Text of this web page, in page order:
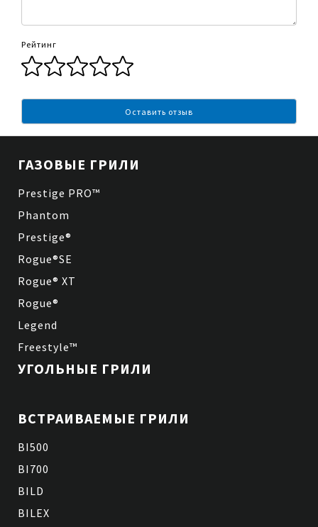
Рейтинг
Оставить отзыв
ГАЗОВЫЕ ГРИЛИ
Prestige PRO™
Phantom
Prestige®
Rogue®SE
Rogue® XT
Rogue®
Legend
Freestyle™
УГОЛЬНЫЕ ГРИЛИ
ВСТРАИВАЕМЫЕ ГРИЛИ
BI500
BI700
BILD
BILEX